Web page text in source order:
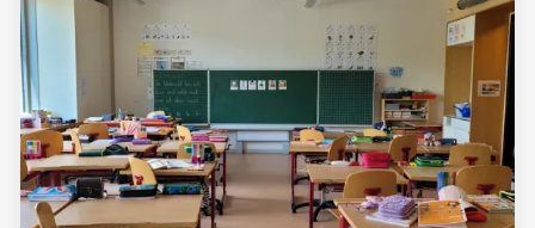
Anasayfa
iOS İngilizce Kelime
5 Günde İngilizce
İngilizce